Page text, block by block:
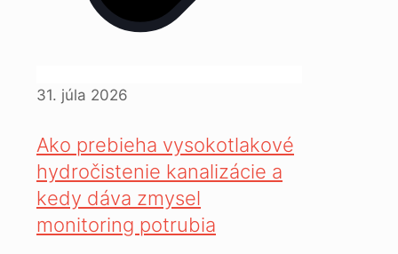
31. júla 2026
Ako prebieha vysokotlakové
hydročistenie kanalizácie a
kedy dáva zmysel
monitoring potrubia